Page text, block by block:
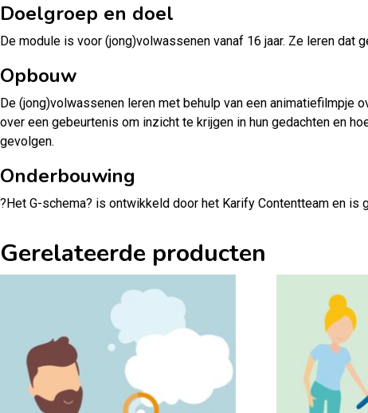
Doelgroep en doel
De module is voor (jong)volwassenen vanaf 16 jaar. Ze leren
Opbouw
De (jong)volwassenen leren met behulp van een animatiefilmpje
over een gebeurtenis om inzicht te krijgen in hun gedachten en
gevolgen.
Onderbouwing
?Het G-schema? is ontwikkeld door het Karify Contentteam en
Gerelateerde producten